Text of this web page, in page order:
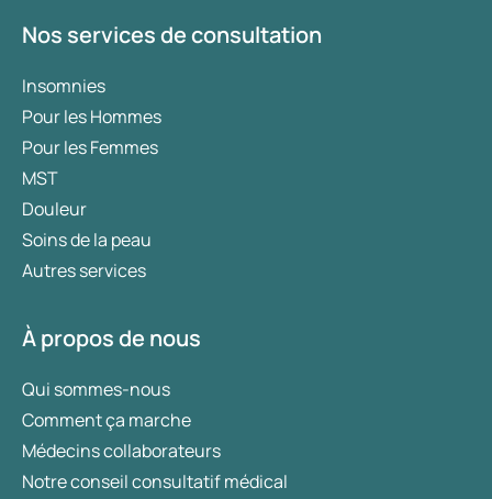
Nos services de consultation
Insomnies
Pour les Hommes
Pour les Femmes
MST
Douleur
Soins de la peau
Autres services
À propos de nous
Qui sommes-nous
Comment ça marche
Médecins collaborateurs
Notre conseil consultatif médical